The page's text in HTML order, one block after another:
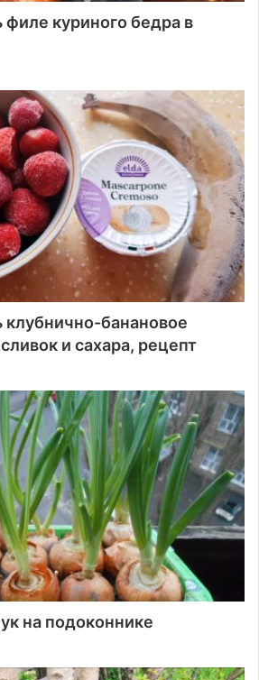
филе куриного бедра в
клубнично-банановое
и сахара, рецепт
на подоконнике